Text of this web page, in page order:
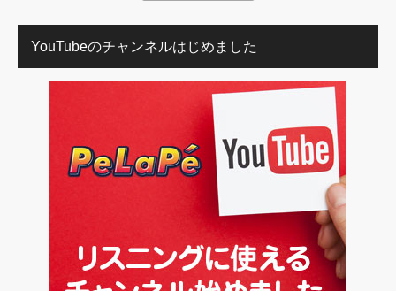
YouTubeのチャンネルはじめました